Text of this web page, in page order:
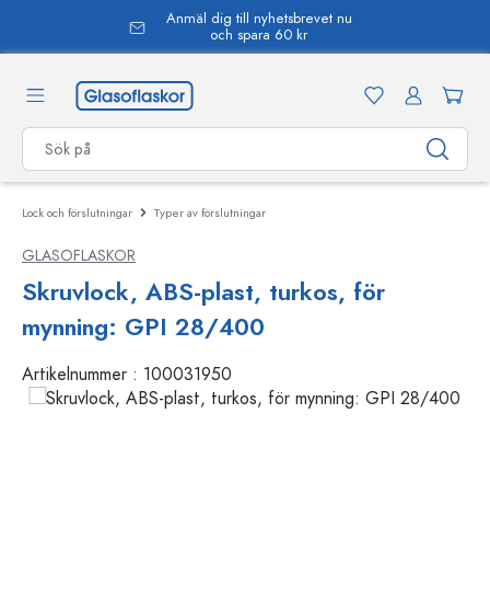
Anmäl dig till nyhetsbrevet nu
och spara 60 kr
Lock och förslutningar Typer av förslutningar
GLASOFLASKOR
Skruvlock, ABS-plast, turkos, för
mynning: GPI 28/400
Artikelnummer : 100031950